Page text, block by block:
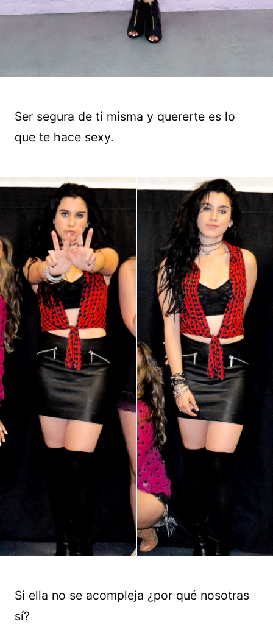
Ser segura de ti misma y quererte es lo
que te hace sexy.
Si ella no se acompleja ¿por qué nosotras
sí?